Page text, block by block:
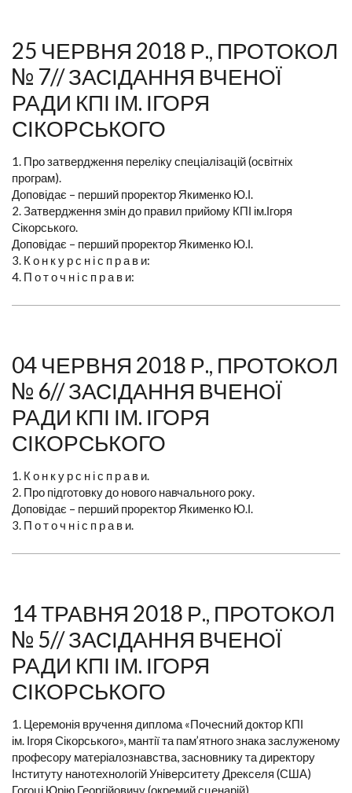
25 ЧЕРВНЯ 2018 Р., ПРОТОКОЛ
№ 7// ЗАСІДАННЯ ВЧЕНОЇ
РАДИ КПІ ІМ. ІГОРЯ
СІКОРСЬКОГО
1. Про затвердження переліку спеціалізацій (освітніх
програм).
Доповідає – перший проректор Якименко Ю.І.
2. Затвердження змін до правил прийому КПІ ім.Ігоря
Сікорського.
Доповідає – перший проректор Якименко Ю.І.
3. К о н к у р с н і с п р а в и:
4. П о т о ч н і с п р а в и:
04 ЧЕРВНЯ 2018 Р., ПРОТОКОЛ
№ 6// ЗАСІДАННЯ ВЧЕНОЇ
РАДИ КПІ ІМ. ІГОРЯ
СІКОРСЬКОГО
1. К о н к у р с н і с п р а в и.
2. Про підготовку до нового навчального року.
Доповідає – перший проректор Якименко Ю.І.
3. П о т о ч н і с п р а в и.
14 ТРАВНЯ 2018 Р., ПРОТОКОЛ
№ 5// ЗАСІДАННЯ ВЧЕНОЇ
РАДИ КПІ ІМ. ІГОРЯ
СІКОРСЬКОГО
1. Церемонія вручення диплома «Почесний доктор КПІ
ім. Ігоря Сікорського», мантії та пам’ятного знака заслуженому
професору матеріалознавства, засновнику та директору
Інституту нанотехнологій Університету Дрекселя (США)
Гогоці Юрію Георгійовичу (окремий сценарій).